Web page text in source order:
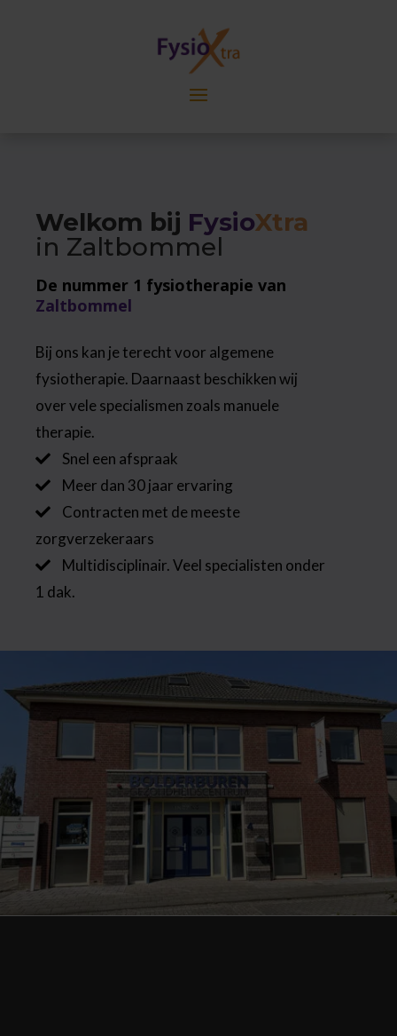
Welkom bij FysioXtra
in Zaltbommel
De nummer 1 fysiotherapie van
Zaltbommel
Bij ons kan je terecht voor algemene
fysiotherapie. Daarnaast beschikken wij
over vele specialismen zoals manuele
therapie.
Snel een afspraak
Meer dan 30 jaar ervaring
Contracten met de meeste
zorgverzekeraars
Multidisciplinair. Veel specialisten onder
1 dak.